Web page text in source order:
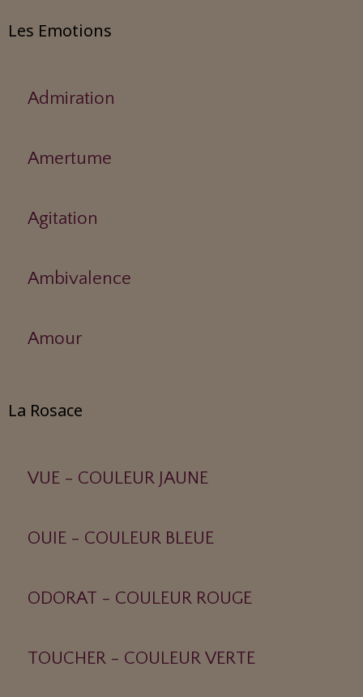
Les Emotions
Admiration
Amertume
Agitation
Ambivalence
Amour
La Rosace
VUE - COULEUR JAUNE
OUIE - COULEUR BLEUE
ODORAT - COULEUR ROUGE
TOUCHER - COULEUR VERTE